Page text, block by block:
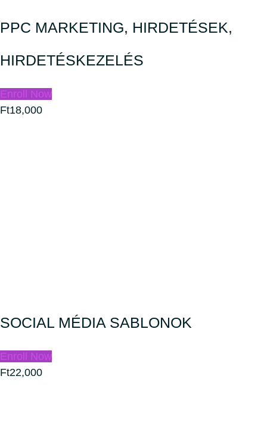
PPC MARKETING, HIRDETÉSEK,
HIRDETÉSKEZELÉS
Enroll Now
Ft18,000
SOCIAL MÉDIA SABLONOK
Enroll Now
Ft22,000